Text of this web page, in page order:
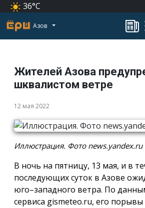
36°C
Азов
Жителей Азова
шквалистом ветре
12 мая 2022
Иллюстрация. Фото news.yandex.ru
В ночь на пятницу, 13 мая, и в
последующих суток в Азове
юго–западного ветра. По
сервиса gismeteo.ru, его порывы